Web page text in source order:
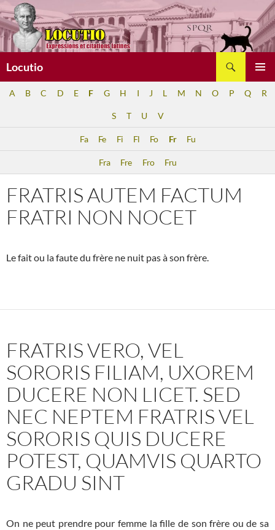
Aller
au
contenu
Locutio
A B C D E F G H I J L M N O P Q R
S T U V
Fa Fe Fi Fl Fo Fr Fu
Fra Fre Fro Fru
FRATRIS AUTEM FACTUM
FRATRI NON NOCET
Le fait ou la faute du frère ne nuit pas à son frère.
FRATRIS VERO, VEL
SORORIS FILIAM, UXOREM
DUCERE NON LICET. SED
NEC NEPTEM FRATRIS VEL
SORORIS QUIS DUCERE
POTEST, QUAMVIS QUARTO
GRADU SINT
On ne peut prendre pour femme la fille de son frère ou de sa